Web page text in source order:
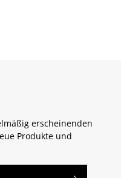
erscheinenden
Produkte und